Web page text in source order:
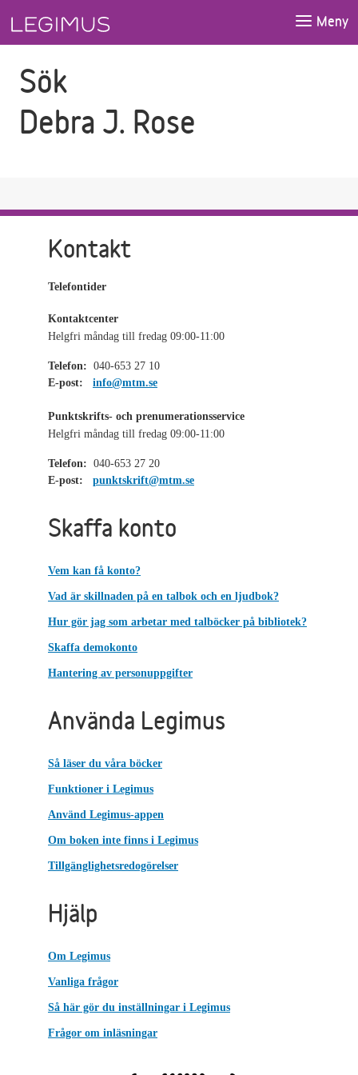
Meny
Sök
Debra J. Rose
Kontakt
Telefontider
Kontaktcenter
Helgfri måndag till fredag 09:00-11:00
Telefon: 040-653 27 10
E-post:
info@mtm.se
Punktskrifts- och prenumerationsservice
Helgfri måndag till fredag 09:00-11:00
Telefon: 040-653 27 20
E-post:
punktskrift@mtm.se
Skaffa konto
Vem kan få konto?
Vad är skillnaden på en talbok och en ljudbok?
Hur gör jag som arbetar med talböcker på bibliotek?
Skaffa demokonto
Hantering av personuppgifter
Använda Legimus
Så läser du våra böcker
Funktioner i Legimus
Använd Legimus-appen
Om boken inte finns i Legimus
Tillgänglighetsredogörelser
Hjälp
Om Legimus
Vanliga frågor
Så här gör du inställningar i Legimus
Frågor om inläsningar